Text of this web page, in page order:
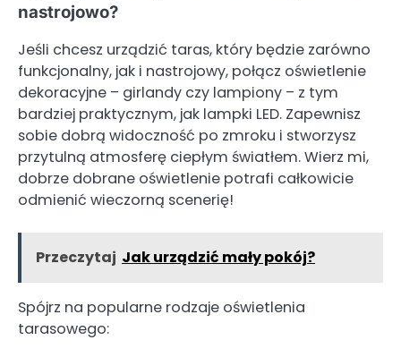
nastrojowo?
Jeśli chcesz urządzić taras, który będzie zarówno
funkcjonalny, jak i nastrojowy, połącz oświetlenie
dekoracyjne – girlandy czy lampiony – z tym
bardziej praktycznym, jak lampki LED. Zapewnisz
sobie dobrą widoczność po zmroku i stworzysz
przytulną atmosferę ciepłym światłem. Wierz mi,
dobrze dobrane oświetlenie potrafi całkowicie
odmienić wieczorną scenerię!
Przeczytaj Jak urządzić mały pokój?
Spójrz na popularne rodzaje oświetlenia
tarasowego: